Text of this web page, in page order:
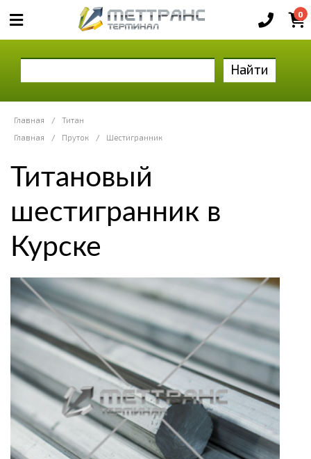
0
Найти
Главная /
Титан
Главная
/ Пруток / Шестигранник
Титановый
шестигранник в
Курске